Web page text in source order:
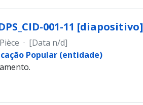
001-11 [diapositivo]
Pièce · [Data n/d]
Popular (entidade)